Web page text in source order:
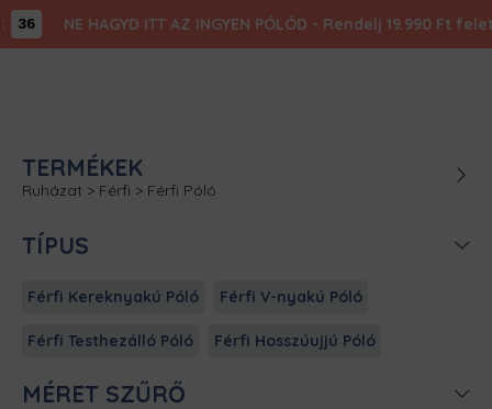
36 NE HAGYD ITT AZ INGYEN PÓLÓD - Rendelj 19.990 Ft
TERMÉKEK
Ruházat > Férfi > Férfi Póló
TÍPUS
Férfi Kereknyakú Póló Férfi V-nyakú Póló
Férfi Testhezálló Póló Férfi Hosszúujjú Póló
MÉRET SZŰRŐ